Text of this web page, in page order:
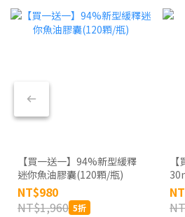
【買一送一】94%新型緩釋
迷你魚油膠囊(120顆/瓶)
NT$980
NT$1,960 5折